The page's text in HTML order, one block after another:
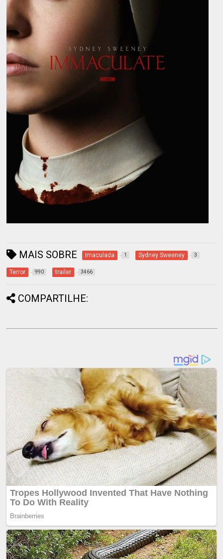
MAIS SOBRE Imaculada 1 Sydney Sweeney 3
Terror 990 trailer 3466
COMPARTILHE: